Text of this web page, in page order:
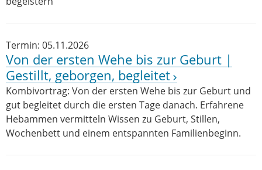
Termin: 05.11.2026
Von der ersten Wehe bis zur Geburt |
Gestillt, geborgen, begleitet
Kombivortrag: Von der ersten Wehe bis zur Geburt und
gut begleitet durch die ersten Tage danach. Erfahrene
Hebammen vermitteln Wissen zu Geburt, Stillen,
Wochenbett und einem entspannten Familienbeginn.